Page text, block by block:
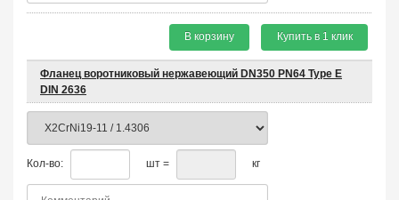
В корзину Купить в 1 клик
Фланец воротниковый нержавеющий DN350 PN64 Type E
DIN 2636
Кол-во: шт = кг